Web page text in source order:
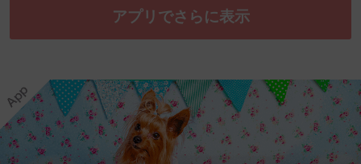
アプリでさらに表示